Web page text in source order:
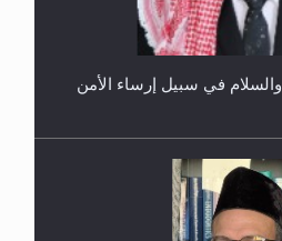
في سبيل إرساء الأمن